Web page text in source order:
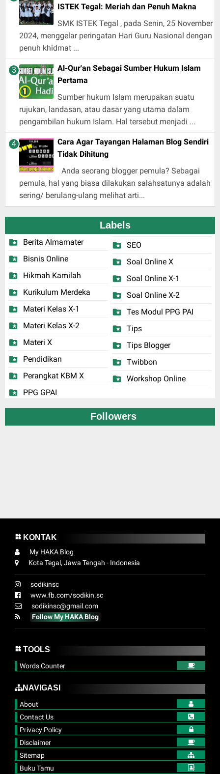
ISTEK Tegal: Meriah dan Penuh Makna
SMK ISTEK Tegal , pada Senin, 25 November
2024, menggelar peringatan Hari Guru Nasional dengan
penuh khidmat ...
Al-Qur'an Sebagai Sumber Hukum Islam
Pertama
Sumber hukum Islam merupakan suatu
rujukan, landasan, atau dasar yang utama dalam
pengambilan hukum Islam. Hal tersebut menjadi ...
Cara Agar Tayangan Halaman Blog Sendiri
Tidak Dihitung
Anda seorang blogger pemula? Sebagai
pemula, hal yang biasa dilakukan salahsatunya adalah
sering/ berulang-ulang melihat arti...
Labels
Berita Almamater
Bisnis Online
Hikmah Kamilah
Kurikulum Merdeka
Materi Kelas X-1
Materi Kelas X-2
Materi X
Pendidikan
Perangkat KBM X
PPG GPAI
SEO
Soal Online X
Soal Online X-1
Soal Online X-2
Tes Modul PPG PAI
Tips
Tips Blogger
Twibbon
Workshop Online
Followers
KONTAK
My HAKA Blog
Kota Tegal, Jawa Tengah - Indonesia
sodikinsc
www.fb.com/sodikin.sc
sodikinsc@gmail.com
Follow My HAKA Blog
TOOLS
Words Counter
NAVIGASI
About
Contact Us
Privacy Policy
Disclaimer
Sitemap
Buku Tamu